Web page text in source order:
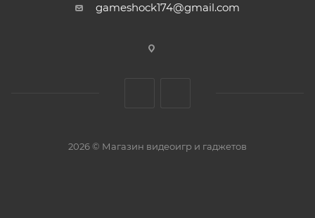
gameshock174@gmail.com
2026 © Магазин видеоигр и гаджетов